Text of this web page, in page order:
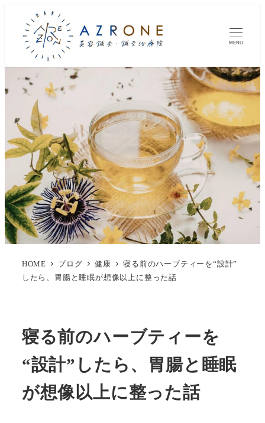
MENU
HOME ブログ 健康
寝る前のハーブティーを“設計”
したら、胃腸と睡眠が想像以上に整った話
寝る前のハーブティーを
“設計”したら、胃腸と睡眠
が想像以上に整った話